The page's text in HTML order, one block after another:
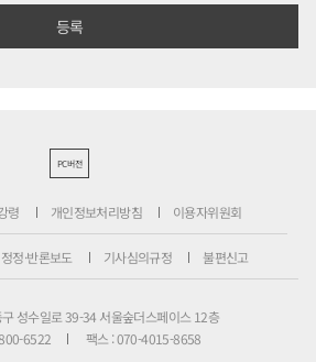
PC버전
령 개인정보처리방침 이용자위원회
정정·반론보도 기사심의규정 불편신고
성수일로 39-34 서울숲더스페이스 12층
6522
팩스 : 070-4015-8658